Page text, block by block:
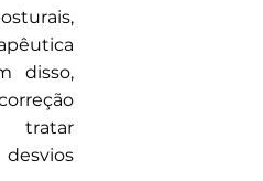
disso,
tratar